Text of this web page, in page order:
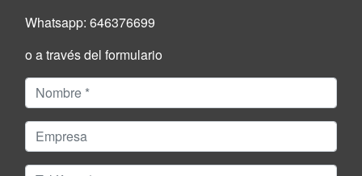
Whatsapp: 646376699
o a través del formulario